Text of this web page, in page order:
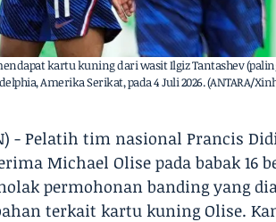
kartu kuning dari wasit Ilgiz Tantashev
Amerika Serikat, pada 4 Juli 2026. (ANTARA/
- Pelatih tim nasional Prancis
Michael Olise pada babak 16
permohonan banding yang
terkait kartu kuning Olise.